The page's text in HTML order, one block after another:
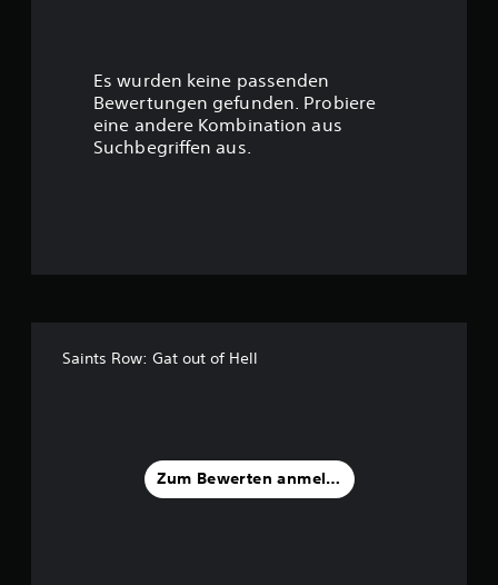
:
4
Es wurden keine passenden
Bewertungen gefunden. Probiere
eine andere Kombination aus
Suchbegriffen aus.
Saints Row: Gat out of Hell
Zum Bewerten anmelden